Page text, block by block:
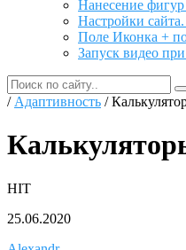
Нанесение
Настройки
Поле Иконка +
Запуск видео
/ Адаптивность /
HIT
25.06.2020